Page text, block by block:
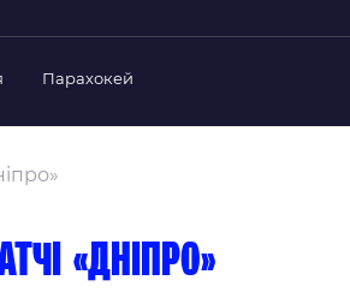
Календар Матчів
Парахокей
«Дніпро»